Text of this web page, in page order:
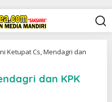
Ketupat Cs, Mendagri dan
dan KPK